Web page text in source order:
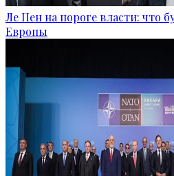
Ле Пен на пороге власти: что
Европы